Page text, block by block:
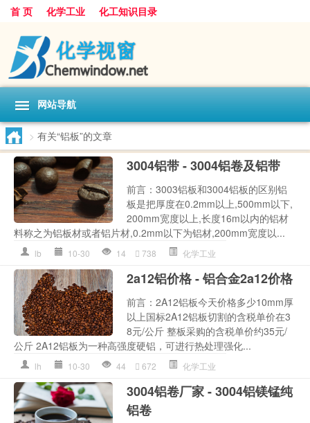
首 页 化学工业 化工知识目录
网站导航
> 有关“铝板”的文章
3004铝带 - 3004铝卷及铝带
前言：3003铝板和3004铝板的区别铝
板是把厚度在0.2mm以上,500mm以下,
200mm宽度以上,长度16m以内的铝材
料称之为铝板材或者铝片材,0.2mm以下为铝材,200mm宽度以...
lb 10-30 14 738 化学工业
2a12铝价格 - 铝合金2a12价格
前言：2A12铝板今天价格多少10mm厚
以上国标2A12铝板切割的含税单价在3
8元/公斤 整板采购的含税单价约35元/
公斤 2A12铝板为一种高强度硬铝，可进行热处理强化...
lh 10-30 44 672 化学工业
3004铝卷厂家 - 3004铝镁锰纯
铝卷